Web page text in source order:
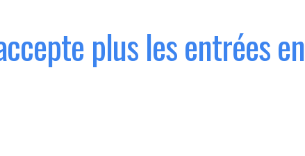
plus les entrées en